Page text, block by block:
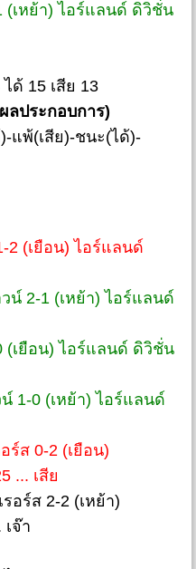
(เหย้า) ไอร์แลนด์ ดิวิชั่น
ด้ 15 เสีย 13
ลประกอบการ)
แพ้(เสีย)-ชนะ(ได้)-
2 (เยือน) ไอร์แลนด์
น์ 2-1 (เหย้า) ไอร์แลนด์
(เยือน) ไอร์แลนด์ ดิวิชั่น
1-0 (เหย้า) ไอร์แลนด์
ร์ส 0-2 (เยือน)
... เสีย
อร์ส 2-2 (เหย้า)
จ๊า